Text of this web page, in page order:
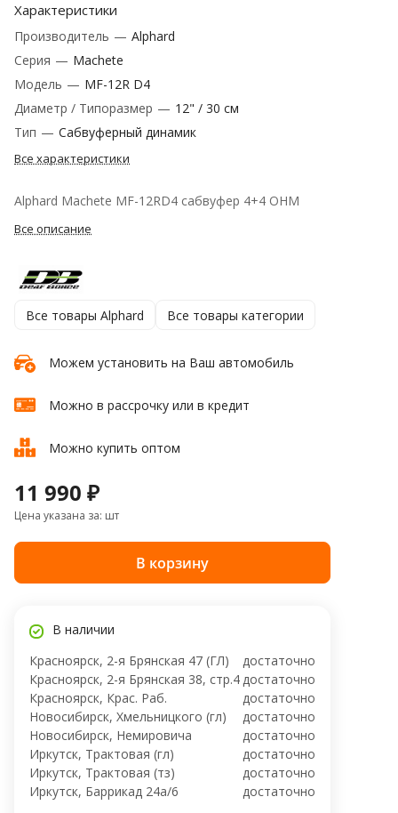
Характеристики
Производитель — Alphard
Серия — Machete
Модель — MF-12R D4
Диаметр / Типоразмер — 12" / 30 см
Тип — Сабвуферный динамик
Все характеристики
Alphard Machete MF-12RD4 сабвуфер 4+4 OHM
Все описание
Все товары Alphard Все товары категории
Можем установить на Ваш автомобиль
Можно в рассрочку или в кредит
Можно купить оптом
11 990 ₽
Цена указана за: шт
В корзину
В наличии
Красноярск, 2-я Брянская 47 (ГЛ)
достаточно
Красноярск, 2-я Брянская 38, стр.4достаточно
Красноярск, Крас. Раб.
достаточно
Новосибирск, Хмельницкого (гл)
достаточно
Новосибирск, ​Немировича
достаточно
Иркутск, Трактовая (гл)
достаточно
Иркутск, Трактовая (тз)
достаточно
Иркутск, ​Баррикад 24а/6
достаточно